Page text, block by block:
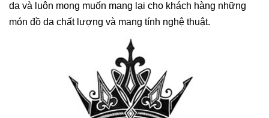
da và luôn mong muốn mang lại cho khách hàng những
món đồ da chất lượng và mang tính nghệ thuật.